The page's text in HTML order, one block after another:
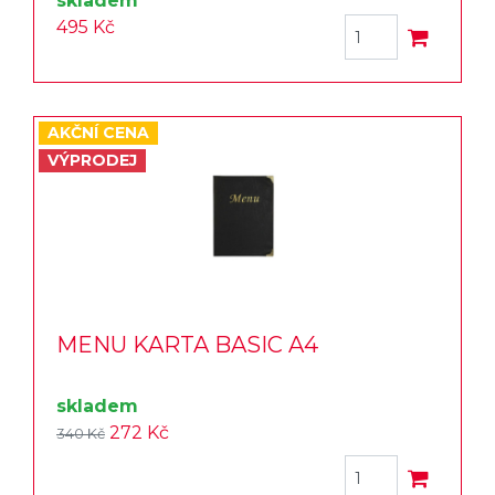
495 Kč
AKČNÍ CENA
VÝPRODEJ
MENU KARTA BASIC A4
skladem
340 Kč 272 Kč